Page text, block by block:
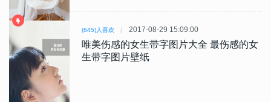
(645)人喜欢 2017-08-29 15:09:00
唯美伤感的女生带字图片大全 最伤感的女
生带字图片壁纸